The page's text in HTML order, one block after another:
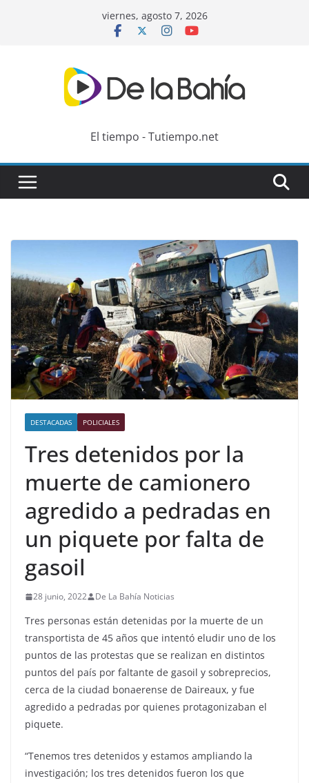
viernes, agosto 7, 2026
El tiempo - Tutiempo.net
DESTACADAS POLICIALES
Tres detenidos por la
muerte de camionero
agredido a pedradas en
un piquete por falta de
gasoil
28 junio, 2022 De La Bahía Noticias
Tres personas están detenidas por la muerte de un
transportista de 45 años que intentó eludir uno de los
puntos de las protestas que se realizan en distintos
puntos del país por faltante de gasoil y sobreprecios,
cerca de la ciudad bonaerense de Daireaux, y fue
agredido a pedradas por quienes protagonizaban el
piquete.
“Tenemos tres detenidos y estamos ampliando la
investigación; los tres detenidos fueron los que